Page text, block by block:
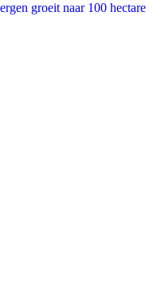
groeit naar 100 hectare